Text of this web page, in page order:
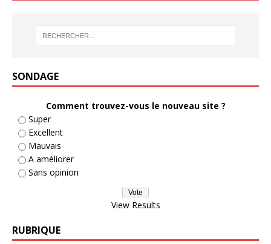
SONDAGE
Comment trouvez-vous le nouveau site ?
Super
Excellent
Mauvais
A améliorer
Sans opinion
View Results
RUBRIQUE